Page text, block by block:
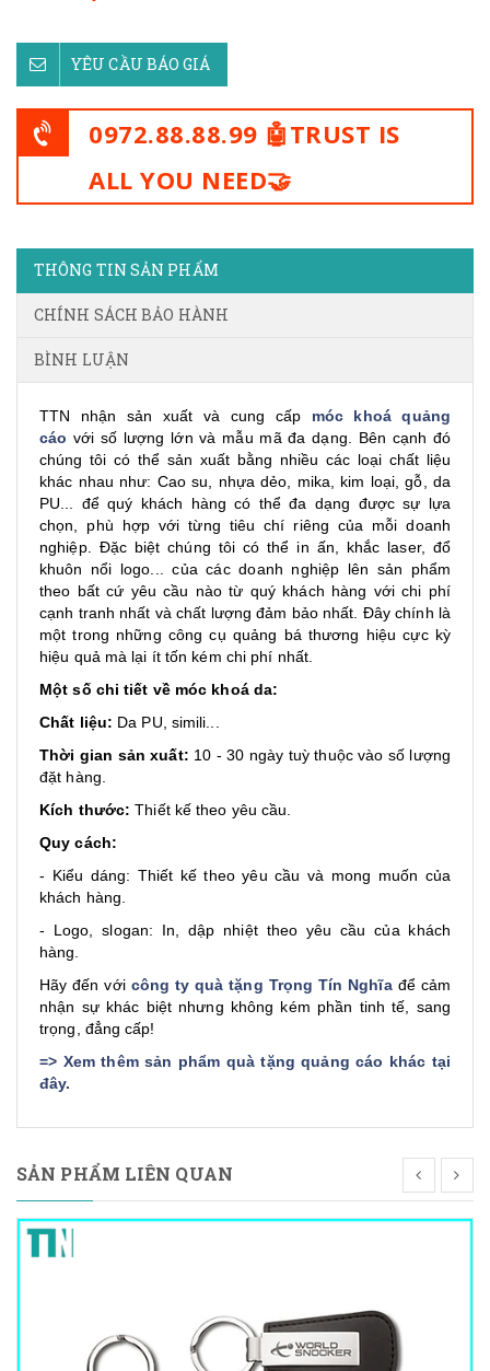
YÊU CẦU BÁO GIÁ
0972.88.88.99 🤖TRUST IS
ALL YOU NEED🤝
THÔNG TIN SẢN PHẨM
CHÍNH SÁCH BẢO HÀNH
BÌNH LUẬN
TTN nhận sản xuất và cung cấp móc khoá quảng
cáo với số lượng lớn và mẫu mã đa dạng. Bên cạnh đó
chúng tôi có thể sản xuất bằng nhiều các loại chất liệu
khác nhau như: Cao su, nhựa dẻo, mika, kim loại, gỗ, da
PU... để quý khách hàng có thể đa dạng được sự lựa
chọn, phù hợp với từng tiêu chí riêng của mỗi doanh
nghiệp. Đặc biệt chúng tôi có thể in ấn, khắc laser, đổ
khuôn nổi logo... của các doanh nghiệp lên sản phẩm
theo bất cứ yêu cầu nào từ quý khách hàng với chi phí
cạnh tranh nhất và chất lượng đảm bảo nhất. Đây chính là
một trong những công cụ quảng bá thương hiệu cực kỳ
hiệu quả mà lại ít tốn kém chi phí nhất.
Một số chi tiết về móc khoá da:
Chất liệu: Da PU, simili...
Thời gian sản xuất: 10 - 30 ngày tuỳ thuộc vào số lượng
đặt hàng.
Kích thước: Thiết kế theo yêu cầu.
Quy cách:
- Kiểu dáng: Thiết kế theo yêu cầu và mong muốn của
khách hàng.
- Logo, slogan: In, dập nhiệt theo yêu cầu của khách
hàng.
Hãy đến với công ty quà tặng Trọng Tín Nghĩađể cảm
nhận sự khác biệt nhưng không kém phần tinh tế, sang
trọng, đẳng cấp!
=> Xem thêm sản phẩm quà tặng quảng cáo khác tại
đây.
SẢN PHẨM LIÊN QUAN